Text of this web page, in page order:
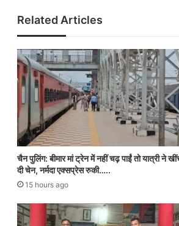
Related Articles
चैन पुलिंग: बीमार मां ट्रेन में नहीं चढ़ पाईं तो यात्री ने
दी चेन, नर्मदा एक्सप्रेस रुकी…..
15 hours ago